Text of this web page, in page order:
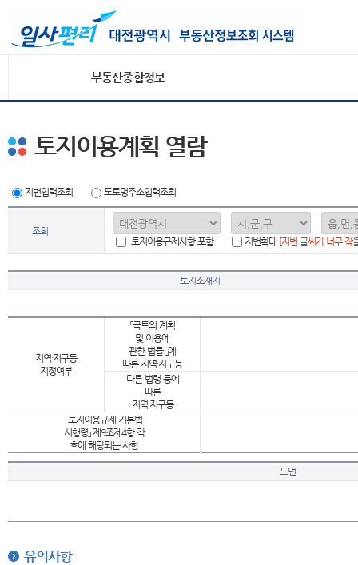
부동산종합정보
토지이용계획 열람
지번입력조회 도로명주소입력조회
조회
토지이용규제사항 포함
지번확대 [지번 글씨가 너무 작
토지소재지
지역·지구등
지정여부
「국토의 계획
및 이용에
관한 법률 」에
따른 지역·지구등
다른 법령 등에
따른
지역·지구등
「토지이용규제 기본법
시행령」 제9조제4항 각
호에 해당되는 사항
도면
유의사항